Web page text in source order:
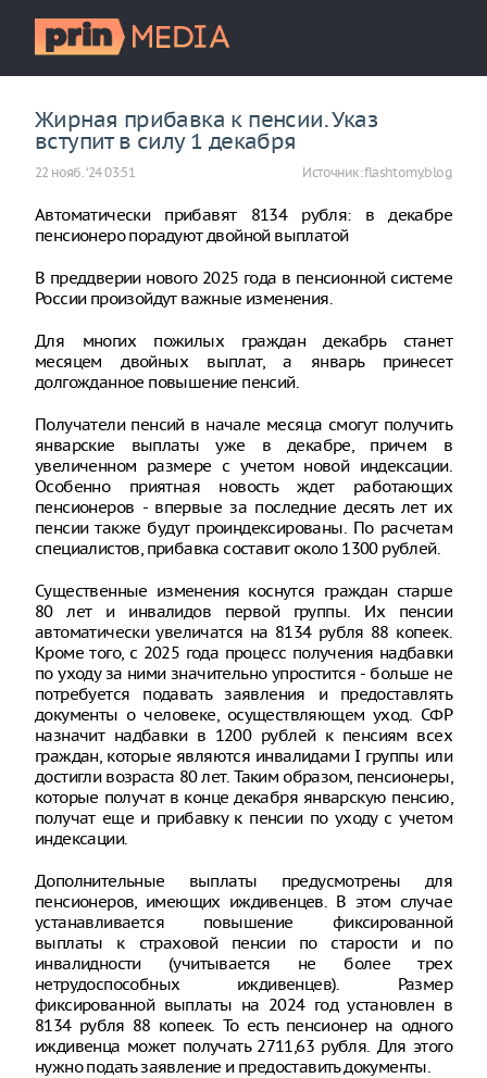
Жирная прибавка к пенсии. Указ
вступит в силу 1 декабря
22 нояб. ‘24 03:51 Источник:flashtomy.blog
Автоматически прибавят 8134 рубля: в декабре
пенсионеро порадуют двойной выплатой
В преддверии нового 2025 года в пенсионной системе
России произойдут важные изменения.
Для многих пожилых граждан декабрь станет
месяцем двойных выплат, а январь принесет
долгожданное повышение пенсий.
Получатели пенсий в начале месяца смогут получить
январские выплаты уже в декабре, причем в
увеличенном размере с учетом новой индексации.
Особенно приятная новость ждет работающих
пенсионеров - впервые за последние десять лет их
пенсии также будут проиндексированы. По расчетам
специалистов, прибавка составит около 1300 рублей.
Существенные изменения коснутся граждан старше
80 лет и инвалидов первой группы. Их пенсии
автоматически увеличатся на 8134 рубля 88 копеек.
Кроме того, с 2025 года процесс получения надбавки
по уходу за ними значительно упростится - больше не
потребуется подавать заявления и предоставлять
документы о человеке, осуществляющем уход. СФР
назначит надбавки в 1200 рублей к пенсиям всех
граждан, которые являются инвалидами I группы или
достигли возраста 80 лет. Таким образом, пенсионеры,
которые получат в конце декабря январскую пенсию,
получат еще и прибавку к пенсии по уходу с учетом
индексации.
Дополнительные выплаты предусмотрены для
пенсионеров, имеющих иждивенцев. В этом случае
устанавливается повышение фиксированной
выплаты к страховой пенсии по старости и по
инвалидности (учитывается не более трех
нетрудоспособных иждивенцев). Размер
фиксированной выплаты на 2024 год установлен в
8134 рубля 88 копеек. То есть пенсионер на одного
иждивенца может получать 2711,63 рубля. Для этого
нужно подать заявление и предоставить документы.